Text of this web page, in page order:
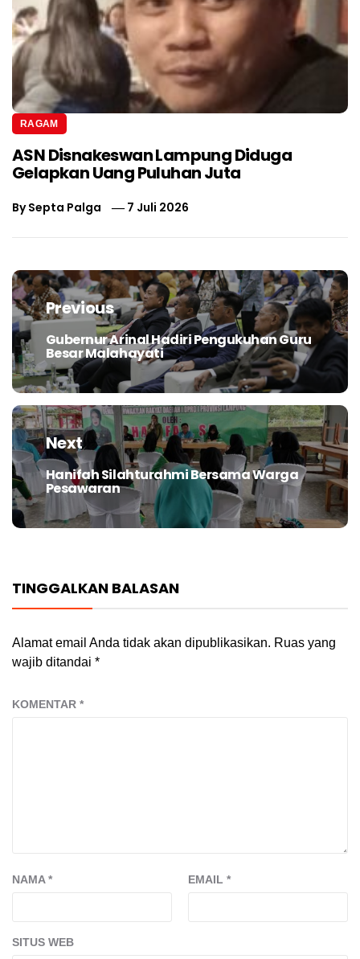
RAGAM
ASN Disnakeswan Lampung Diduga
Gelapkan Uang Puluhan Juta
BySepta Palga 7 Juli 2026
Navigasi
posPrevious
Previous
post:
Gubernur Arinal Hadiri Pengukuhan Guru
Besar Malahayati
Next
Next
post:
Hanifah Silahturahmi Bersama Warga
Pesawaran
TINGGALKAN BALASAN
Alamat email Anda tidak akan dipublikasikan. Ruas yang
wajib ditandai *
KOMENTAR *
NAMA* EMAIL *
SITUS WEB